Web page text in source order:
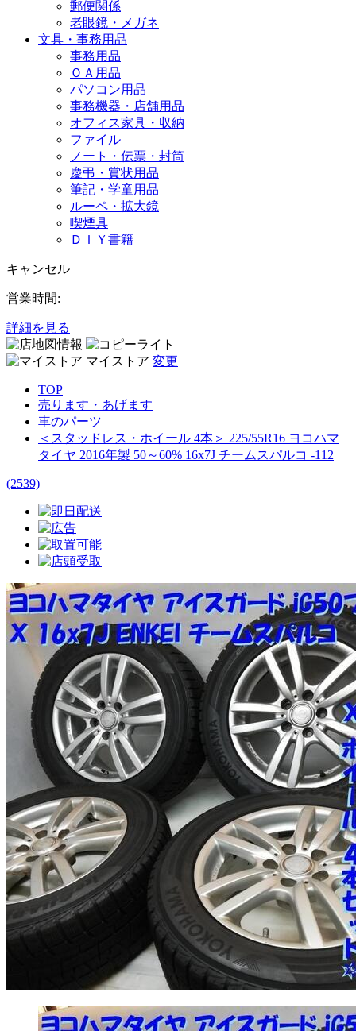
郵便関係
老眼鏡・メガネ
文具・事務用品
事務用品
ＯＡ用品
パソコン用品
事務機器・店舗用品
オフィス家具・収納
ファイル
ノート・伝票・封筒
慶弔・賞状用品
筆記・学童用品
ルーペ・拡大鏡
喫煙具
ＤＩＹ書籍
キャンセル
営業時間:
詳細を見る
マイストア 変更
TOP
売ります・あげます
車のパーツ
＜スタッドレス・ホイール 4本＞ 225/55R16 ヨコハマ
タイヤ 2016年製 50～60% 16x7J チームスパルコ -112
(2539)